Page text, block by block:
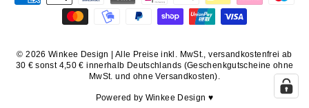
© 2026 Winkee Design | Alle Preise inkl. MwSt., versandkostenfrei ab
30 € sonst 4,50 € innerhalb Deutschlands (Geschenkgutscheine ohne
MwSt. und ohne Versandkosten).
Powered by Winkee Design ♥